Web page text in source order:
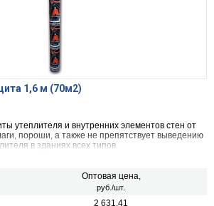
1,6 м (70м2)
утеплителя и внутренних элементов стен от
пороши, а также не препятствует выведению
в зданиях всех типов.
Оптовая цена,
руб./шт.
2 631.41